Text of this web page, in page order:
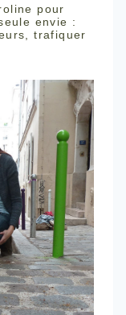
pour
envie :
trafiquer